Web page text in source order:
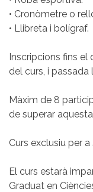
• Cronòmetre o
• Llibreta i bolígraf.
Inscripcions fins el
del curs, i passada
Màxim de 8
de superar
Curs exclusiu per
El curs estarà
Graduat en